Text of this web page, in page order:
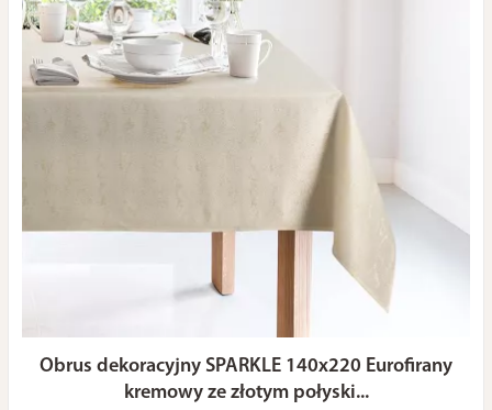
Obrus dekoracyjny SPARKLE 140x220 Eurofirany
kremowy ze złotym połyski...